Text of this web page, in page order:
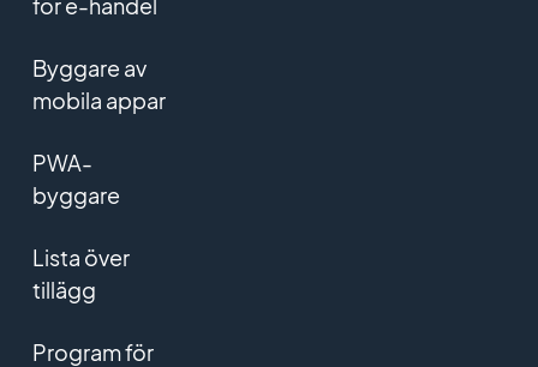
Byggare av
mobila appar
PWA-
byggare
Lista över
tillägg
Program för